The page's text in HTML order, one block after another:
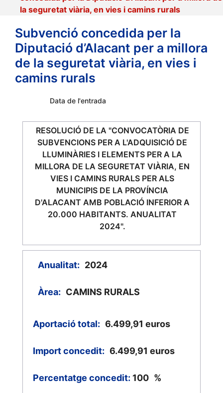
la seguretat viària, en vies i camins rurals
Subvenció concedida per la
Diputació d’Alacant per a millora
de la seguretat viària, en vies i
camins rurals
Data de l'entrada
RESOLUCIÓ DE LA "CONVOCATÒRIA DE
SUBVENCIONS PER A L'ADQUISICIÓ DE
LLUMINÀRIES I ELEMENTS PER A LA
MILLORA DE LA SEGURETAT VIÀRIA, EN
VIES I CAMINS RURALS PER ALS
MUNICIPIS DE LA PROVÍNCIA
D'ALACANT AMB POBLACIÓ INFERIOR A
20.000 HABITANTS. ANUALITAT
2024".
Anualitat: 2024
Àrea: CAMINS RURALS
Aportació total: 6.499,91 euros
Import concedit: 6.499,91 euros
Percentatge concedit: 100 %